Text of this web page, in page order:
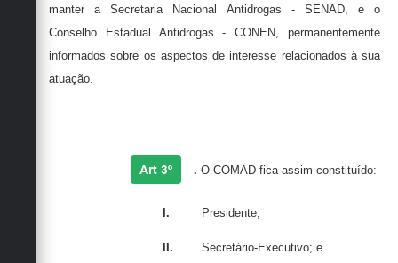
manter a Secretaria Nacional Antidrogas - S ENAD, e o
Conselho Estadual Antidrogas -CONEN,permanentemente
informados sobre os aspectos de interesse relacionados à sua
atuação.
Art 3º . O COMAD fica assim constituído:
I. Presidente;
II. Secretário-Executivo; e